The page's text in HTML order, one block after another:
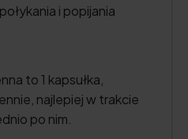
i popijania
to 1 kapsułka,
najlepiej w trakcie
po nim.